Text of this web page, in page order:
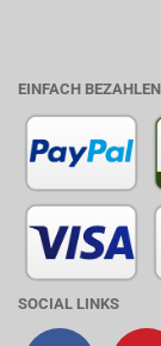
EINFACH BEZAHLEN
SOCIAL LINKS